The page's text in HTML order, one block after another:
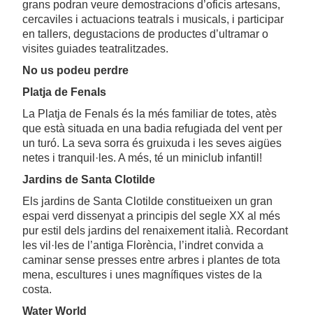
grans podran veure demostracions d’oficis artesans,
cercaviles i actuacions teatrals i musicals, i participar
en tallers, degustacions de productes d’ultramar o
visites guiades teatralitzades.
No us podeu perdre
Platja de Fenals
La Platja de Fenals és la més familiar de totes, atès
que està situada en una badia refugiada del vent per
un turó. La seva sorra és gruixuda i les seves aigües
netes i tranquil·les. A més, té un miniclub infantil!
Jardins de Santa Clotilde
Els jardins de Santa Clotilde constitueixen un gran
espai verd dissenyat a principis del segle XX al més
pur estil dels jardins del renaixement italià. Recordant
les vil·les de l’antiga Florència, l’indret convida a
caminar sense presses entre arbres i plantes de tota
mena, escultures i unes magnífiques vistes de la
costa.
Water World